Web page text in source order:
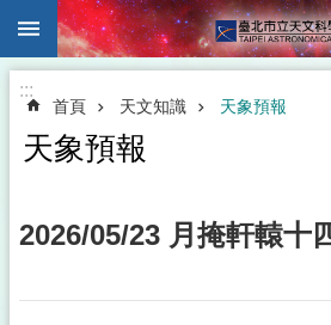
跳到主要內容區塊
:::
首頁 天文知識 天象預報
天象預報
2026/05/23 月掩軒轅十